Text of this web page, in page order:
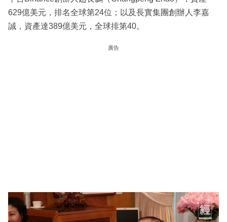
629億美元，排名全球第24位；以及長實集團創辦人李嘉
誠，資產達389億美元，全球排第40。
廣告